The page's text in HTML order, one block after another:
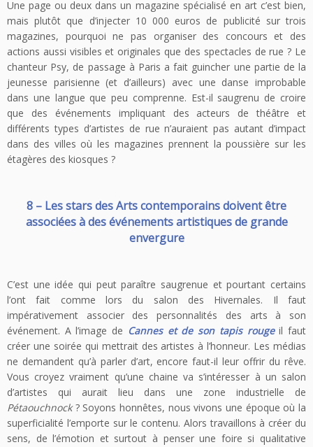
Une page ou deux dans un magazine spécialisé en art c’est bien,
mais plutôt que d’injecter 10 000 euros de publicité sur trois
magazines, pourquoi ne pas organiser des concours et des
actions aussi visibles et originales que des spectacles de rue ? Le
chanteur Psy, de passage à Paris a fait guincher une partie de la
jeunesse parisienne (et d’ailleurs) avec une danse improbable
dans une langue que peu comprenne. Est-il saugrenu de croire
que des événements impliquant des acteurs de théâtre et
différents types d’artistes de rue n’auraient pas autant d’impact
dans des villes où les magazines prennent la poussière sur les
étagères des kiosques ?
8 – Les stars des Arts contemporains doivent être
associées à des événements artistiques de grande
envergure
C’est une idée qui peut paraître saugrenue et pourtant certains
l’ont fait comme lors du salon des Hivernales. Il faut
impérativement associer des personnalités des arts à son
événement. A l’image de Cannes et de son tapis rougeil faut
créer une soirée qui mettrait des artistes à l’honneur. Les médias
ne demandent qu’à parler d’art, encore faut-il leur offrir du rêve.
Vous croyez vraiment qu’une chaine va s’intéresser à un salon
d’artistes qui aurait lieu dans une zone industrielle de
Pétaouchnock ? Soyons honnêtes, nous vivons une époque où la
superficialité l’emporte sur le contenu. Alors travaillons à créer du
sens, de l’émotion et surtout à penser une foire si qualitative